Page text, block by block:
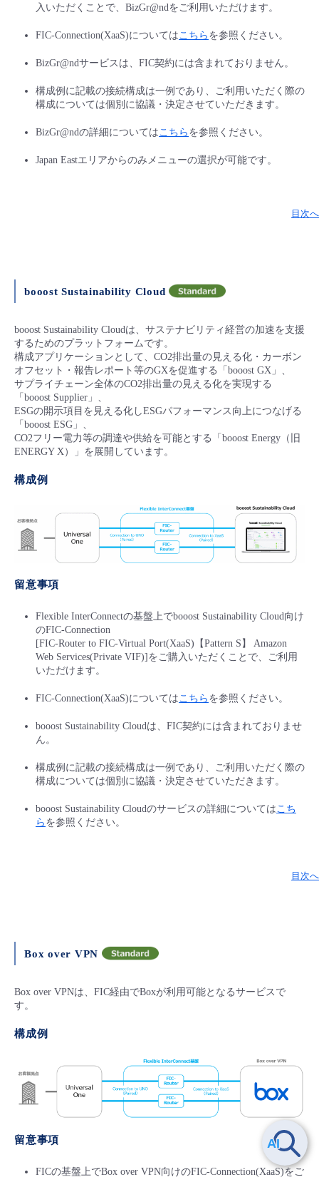
入いただくことで、BizGr@ndをご利用いただけます。
FIC-Connection(XaaS)については こちら を参照ください。
BizGr@ndサービスは、FIC契約には含まれておりません。
構成例に記載の接続構成は一例であり、ご利用いただく際の
構成については個別に協議・決定させていただきます。
BizGr@ndの詳細については こちら を参照ください。
Japan Eastエリアからのみメニューの選択が可能です。
目次へ
booost Sustainability Cloud
booost Sustainability Cloudは、サステナビリティ経営の加速を支援
するためのプラットフォームです。
構成アプリケーションとして、CO2排出量の見える化・カーボン
オフセット・報告レポート等のGXを促進する「booost GX」、
サプライチェーン全体のCO2排出量の見える化を実現する
「booost Supplier」、
ESGの開示項目を見える化しESGパフォーマンス向上につなげる
「booost ESG」、
CO2フリー電力等の調達や供給を可能とする「booost Energy（旧
ENERGY X）」を展開しています。
構成例
留意事項
Flexible InterConnectの基盤上でbooost Sustainability Cloud向け
のFIC-Connection
[FIC-Router to FIC-Virtual Port(XaaS)【Pattern S】 Amazon
Web Services(Private VIF)]をご購入いただくことで、ご利用
いただけます。
FIC-Connection(XaaS)についてはこちら を参照ください。
booost Sustainability Cloudは、FIC契約には含まれておりませ
ん。
構成例に記載の接続構成は一例であり、ご利用いただく際の
構成については個別に協議・決定させていただきます。
booost Sustainability Cloudのサービスの詳細についてはこち
ら を参照ください。
目次へ
Box over VPN
Box over VPNは、FIC経由でBoxが利用可能となるサービスで
す。
構成例
留意事項
FICの基盤上でBox over VPN向けのFIC-Connection(XaaS)をご